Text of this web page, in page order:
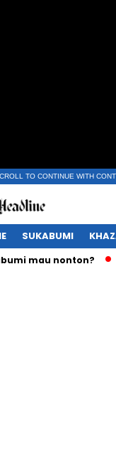
TO CONTINUE WITH
SUKABUMI
nonton?